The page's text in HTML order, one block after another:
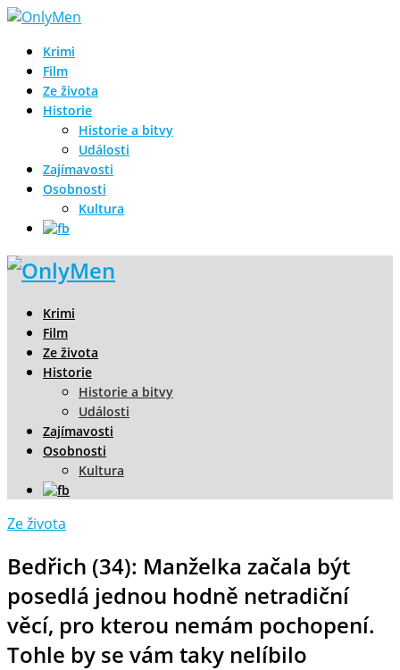
Krimi
Film
Ze života
Historie
Historie a bitvy
Události
Zajímavosti
Osobnosti
Kultura
Krimi
Film
Ze života
Historie
Historie a bitvy
Události
Zajímavosti
Osobnosti
Kultura
Ze života
Bedřich (34): Manželka začala být
posedlá jednou hodně netradiční
věcí, pro kterou nemám pochopení.
Tohle by se vám taky nelíbilo